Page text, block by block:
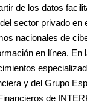
de los datos
sector privado en
nacionales de
en línea. En
y del Grupo
de